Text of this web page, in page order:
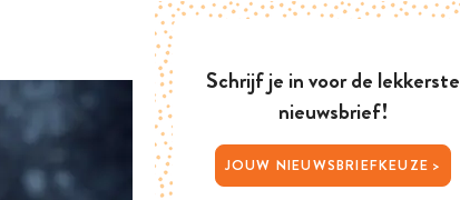
Schrijf je in voor de lekkerste
nieuwsbrief!
JOUW NIEUWSBRIEFKEUZE >